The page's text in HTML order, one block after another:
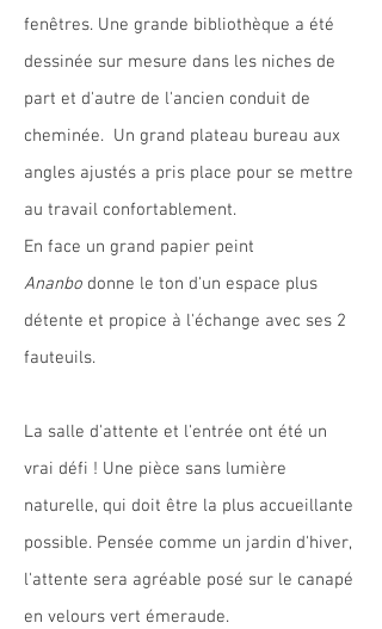
fenêtres. Une grande bibliothèque a été
dessinée sur mesure dans les niches de
part et d'autre de l'ancien conduit de
cheminée. Un grand plateau bureau aux
angles ajustés a pris place pour se mettre
au travail confortablement.
En face un grand papier peint
Ananbo donne le ton d'un espace plus
détente et propice à l'échange avec ses 2
fauteuils.
La salle d'attente et l'entrée ont été un
vrai défi ! Une pièce sans lumière
naturelle, qui doit être la plus accueillante
possible. Pensée comme un jardin d'hiver,
l'attente sera agréable posé sur le canapé
en velours vert émeraude.